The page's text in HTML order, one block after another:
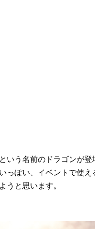
いう名前のドラゴンが登
っぽい、イベントで使え
うと思います。